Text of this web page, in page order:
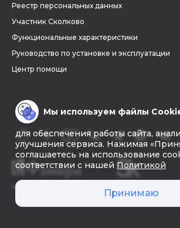
Реестр персональных данных
Участник Сколково
Функциональные характеристики
Руководство по установке и эксплуатации
Центр помощи
© 2026 «Фэмири»
Мы используем файлы
для обеспечения работы сайта,
улучшения сервиса. Нажимая
соглашаетесь на использование
соответствии с нашей Политикой
Принимаю